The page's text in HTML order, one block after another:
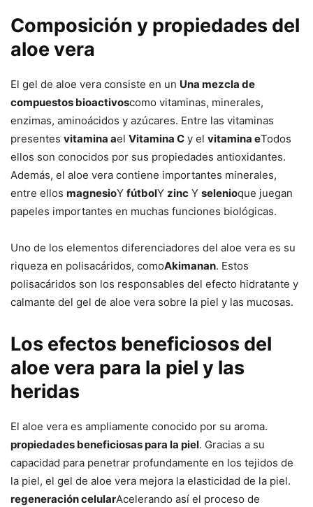
Composición y propiedades del
aloe vera
El gel de aloe vera consiste en un Una mezcla de
compuestos bioactivoscomo vitaminas, minerales,
enzimas, aminoácidos y azúcares. Entre las vitaminas
presentes vitamina ael Vitamina C y el vitamina eTodos
ellos son conocidos por sus propiedades antioxidantes.
Además, el aloe vera contiene importantes minerales,
entre ellos magnesioY fútbolY zinc Y selenioque juegan
papeles importantes en muchas funciones biológicas.
Uno de los elementos diferenciadores del aloe vera es su
riqueza en polisacáridos, comoAkimanan. Estos
polisacáridos son los responsables del efecto hidratante y
calmante del gel de aloe vera sobre la piel y las mucosas.
Los efectos beneficiosos del
aloe vera para la piel y las
heridas
El aloe vera es ampliamente conocido por su aroma.
propiedades beneficiosas para la piel. Gracias a su
capacidad para penetrar profundamente en los tejidos de
la piel, el gel de aloe vera mejora la elasticidad de la piel.
regeneración celularAcelerando así el proceso de